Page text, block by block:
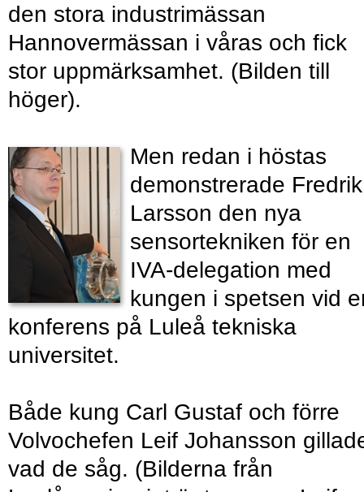
den stora industrimässan
Hannovermässan i våras och fick
stor uppmärksamhet. (Bilden till
höger).
Men redan i höstas
demonstrerade
Larsson den nya
sensortekniken för en
IVA-delegation med
kungen i spetsen vid
konferens på Luleå tekniska
universitet.
Både kung Carl Gustaf och förre
Volvochefen Leif Johansson
vad de såg. (Bilderna från